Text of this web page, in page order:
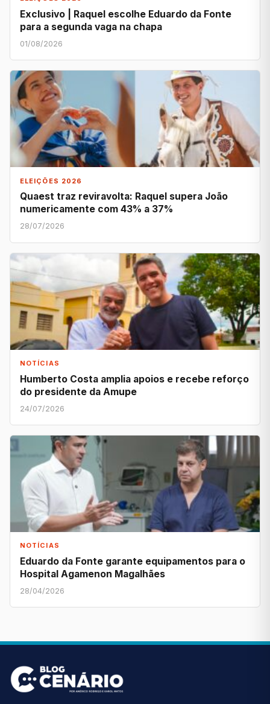
Exclusivo | Raquel escolhe Eduardo da Fonte
para a segunda vaga na chapa
01/08/2026
ELEIÇÕES 2026
Quaest traz reviravolta: Raquel supera João
numericamente com 43% a 37%
28/07/2026
NOTÍCIAS
Humberto Costa amplia apoios e recebe reforço
do presidente da Amupe
24/07/2026
NOTÍCIAS
Eduardo da Fonte garante equipamentos para o
Hospital Agamenon Magalhães
28/04/2026